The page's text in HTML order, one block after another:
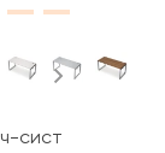
система,